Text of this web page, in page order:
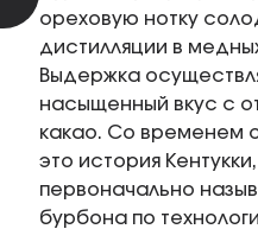
ореховую нотку
дистилляции в
Выдержка
насыщенный вкус с
какао. Со временем
это история
первоначально
бурбона по